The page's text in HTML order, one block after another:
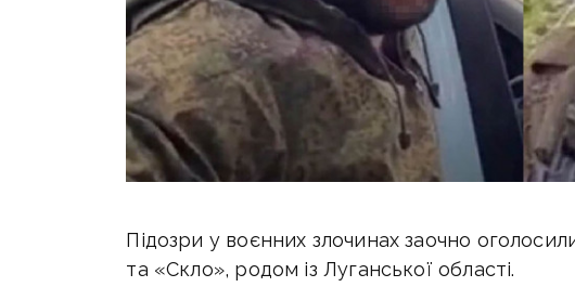
Підозри у воєнних злочинах заочно
та «Скло», родом із Луганської області.